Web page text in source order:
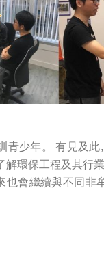
青少年。 有見及
解環保工程及其行
也會繼續與不同非